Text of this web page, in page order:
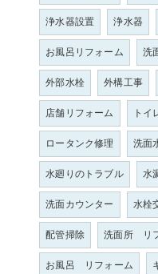
浄水器設置
浄水器
お風呂リフォーム
洗
外部水栓
外構工事
店舗リフォーム
トイ
ロータンク修理
洗面
水廻りのトラブル
水
洗面カウンター
水栓
配管掃除
洗面所 リ
お風呂 リフォーム